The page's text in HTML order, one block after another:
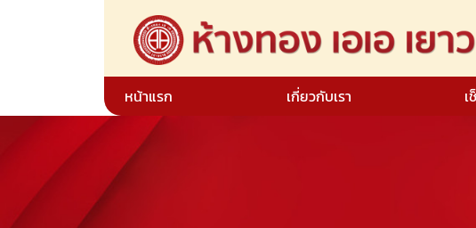
หน้าแรก เกี่ยวกับเรา